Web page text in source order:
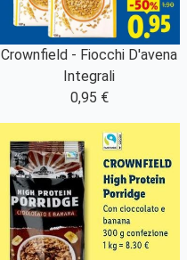
Crownfield - Fiocchi D'avena
Integrali
0,95 €